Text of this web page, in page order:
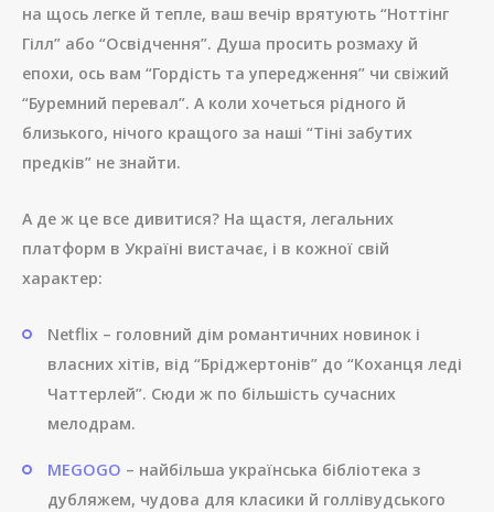
на щось легке й тепле, ваш вечір врятують “Ноттінг
Гілл” або “Освідчення”. Душа просить розмаху й
епохи, ось вам “Гордість та упередження” чи свіжий
“Буремний перевал”. А коли хочеться рідного й
близького, нічого кращого за наші “Тіні забутих
предків” не знайти.
А де ж це все дивитися? На щастя, легальних
платформ в Україні вистачає, і в кожної свій
характер:
Netflix – головний дім романтичних новинок і
власних хітів, від “Бріджертонів” до “Коханця леді
Чаттерлей”. Сюди ж по більшість сучасних
мелодрам.
MEGOGO – найбільша українська бібліотека з
дубляжем, чудова для класики й голлівудського